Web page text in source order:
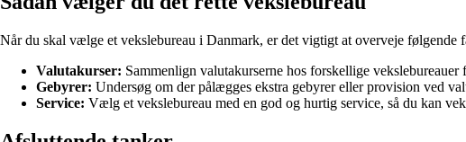
Når du skal vælge et vekslebureau i Danmark, er det vigtigt at overveje følgende
Valutakurser: Sammenlign valutakurserne hos forskellige vekslebureauer
Gebyrer: Undersøg om der pålægges ekstra gebyrer eller provision ved
Service: Vælg et vekslebureau med en god og hurtig service, så du kan